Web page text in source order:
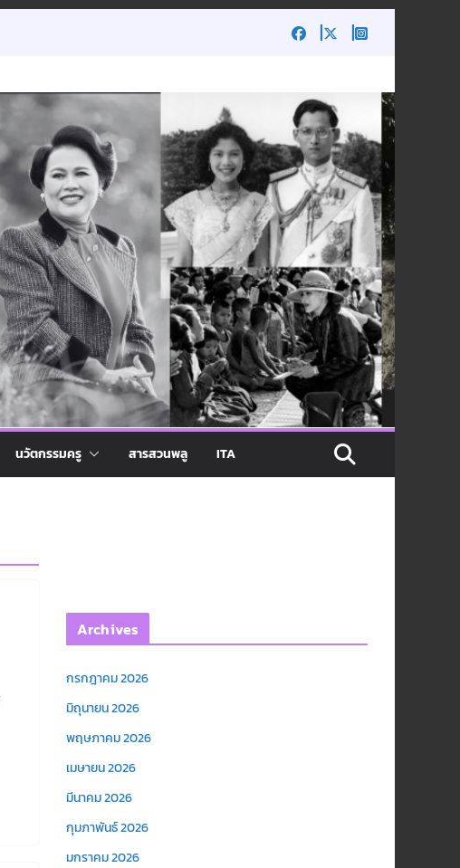
นวัตกรรมครู สารสวนพลู ITA
Archives
กรกฎาคม 2026
มิถุนายน 2026
พฤษภาคม 2026
เมษายน 2026
มีนาคม 2026
กุมภาพันธ์ 2026
มกราคม 2026